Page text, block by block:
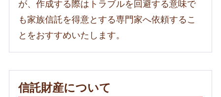
が、作成する際はトラブルを回避する意味で
も家族信託を得意とする専門家へ依頼するこ
とをおすすめいたします。
信託財産について